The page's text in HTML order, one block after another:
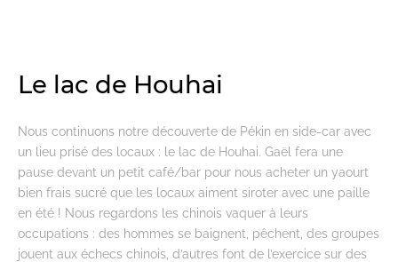
Le lac de Houhai
Nous continuons notre découverte de Pékin en side-car avec
un lieu prisé des locaux : le lac de Houhai. Gaël fera une
pause devant un petit café/bar pour nous acheter un yaourt
bien frais sucré que les locaux aiment siroter avec une paille
en été ! Nous regardons les chinois vaquer à leurs
occupations : des hommes se baignent, pêchent, des groupes
jouent aux échecs chinois, d’autres font de l’exercice sur des